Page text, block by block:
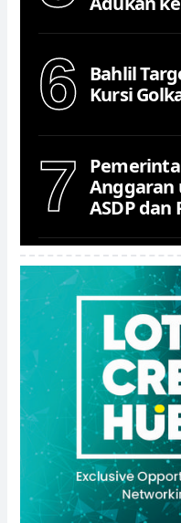
6
Bahlil
Kursi
7
Anggaran
ASDP dan